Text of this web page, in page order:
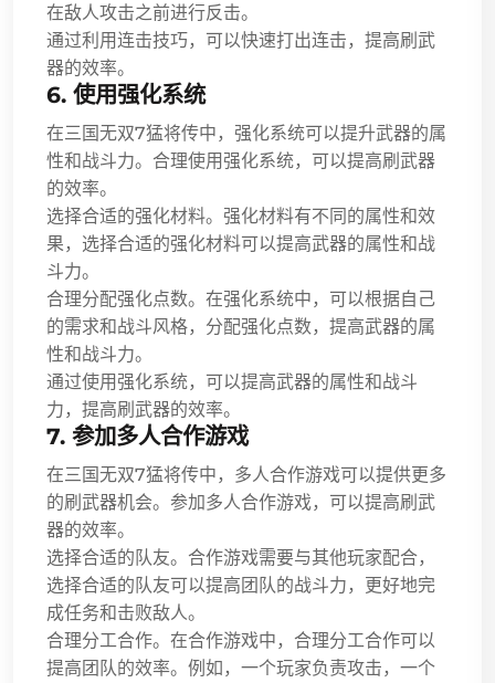
在敌人攻击之前进行反击。
通过利用连击技巧，可以快速打出连击，提高刷武
器的效率。
6. 使用强化系统
在三国无双7猛将传中，强化系统可以提升武器的属
性和战斗力。合理使用强化系统，可以提高刷武器
的效率。
选择合适的强化材料。强化材料有不同的属性和效
果，选择合适的强化材料可以提高武器的属性和战
斗力。
合理分配强化点数。在强化系统中，可以根据自己
的需求和战斗风格，分配强化点数，提高武器的属
性和战斗力。
通过使用强化系统，可以提高武器的属性和战斗
力，提高刷武器的效率。
7. 参加多人合作游戏
在三国无双7猛将传中，多人合作游戏可以提供更多
的刷武器机会。参加多人合作游戏，可以提高刷武
器的效率。
选择合适的队友。合作游戏需要与其他玩家配合，
选择合适的队友可以提高团队的战斗力，更好地完
成任务和击败敌人。
合理分工合作。在合作游戏中，合理分工合作可以
提高团队的效率。例如，一个玩家负责攻击，一个